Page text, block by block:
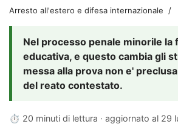
Arresto all'estero e difesa internazionale
Nel processo penale minorile la
educativa, e questo cambia gli
messa alla prova non e'
del reato contestato.
⏱ 20 minuti di lettura · aggiornato al 29